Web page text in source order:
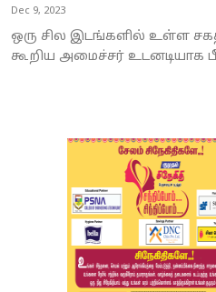
Dec 9, 2023
ஒரு சில இடங்களில் உள்ள
கூறிய அமைச்சர் உடனடியாக